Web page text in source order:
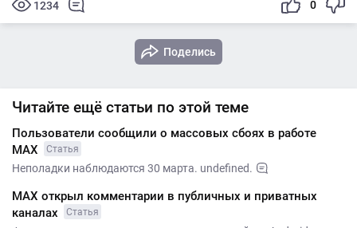
1234 0
Поделись
Читайте ещё статьи по этой теме
Пользователи сообщили о массовых сбоях в работе
MАХ
Статья
Неполадки наблюдаются 30 марта. undefined.
МАХ открыл комментарии в публичных и приватных
каналах
Статья